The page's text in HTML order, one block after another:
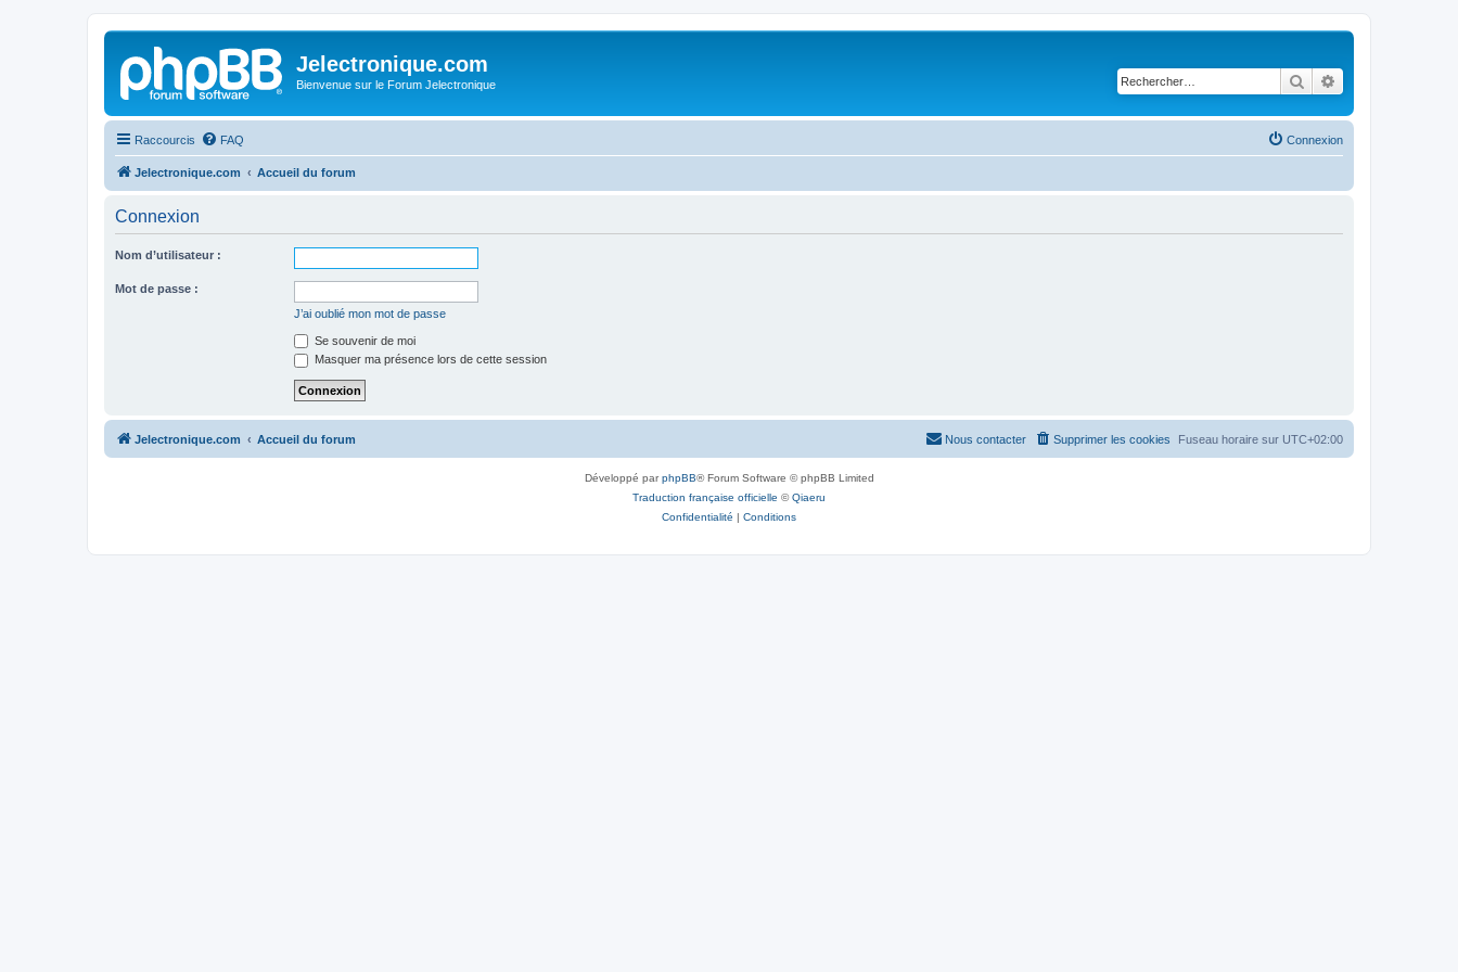
Jelectronique.com
Bienvenue sur le Forum Jelectronique Rechercher
Raccourcis FAQ Connexion
Jelectronique.com Accueil du forum
Connexion
Nom d’utilisateur :
Mot de passe :
J’ai oublié mon mot de passe
Se souvenir de moi
Masquer ma présence lors de cette session
Jelectronique.com Accueil du forum Fuseau horaire sur UTC+02:00
Supprimer les cookies
Nous contacter
Développé parphpBB® Forum Software © phpBB Limited
Traduction française officielle ©Qiaeru
Confidentialité | Conditions